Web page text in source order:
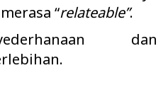
“relateable”.
dan